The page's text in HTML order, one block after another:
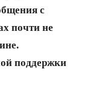
с
почти не
поддержки